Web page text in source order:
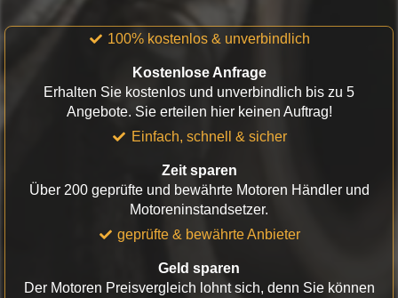
100% kostenlos & unverbindlich
Kostenlose Anfrage
Erhalten Sie kostenlos und unverbindlich bis zu 5
Angebote. Sie erteilen hier keinen Auftrag!
Einfach, schnell & sicher
Zeit sparen
Über 200 geprüfte und bewährte Motoren Händler und
Motoreninstandsetzer.
geprüfte & bewährte Anbieter
Geld sparen
Der Motoren Preisvergleich lohnt sich, denn Sie können